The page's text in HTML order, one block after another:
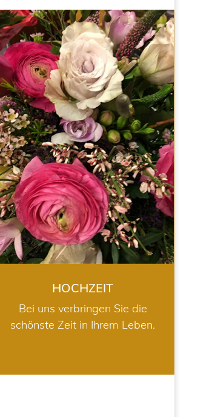
HOCHZEIT
HOCHZEIT
Bei uns verbringen Sie die
schönste Zeit in Ihrem Leben.